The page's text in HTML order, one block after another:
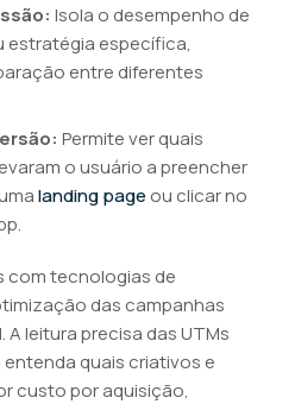
Isola o desempenho de
estratégia específica,
entre diferentes
Permite ver quais
o usuário a preencher
landing page ou clicar no
com tecnologias de
das campanhas
leitura precisa das UTMs
quais criativos e
custo por aquisição,